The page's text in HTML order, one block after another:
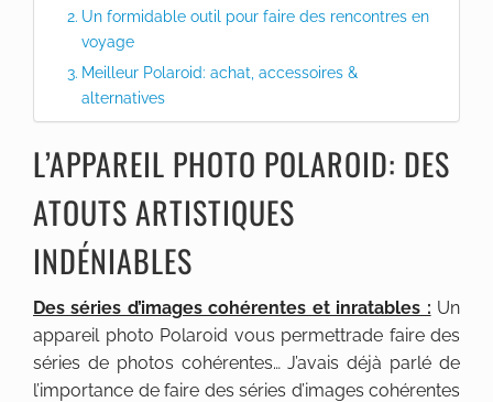
Un formidable outil pour faire des rencontres en
voyage
Meilleur Polaroid: achat, accessoires &
alternatives
L’APPAREIL PHOTO POLAROID: DES
ATOUTS ARTISTIQUES
INDÉNIABLES
Des séries d’images cohérentes et inratables : Un
appareil photo Polaroid vous permettrade faire des
séries de photos cohérentes… J’avais déjà parlé de
l’importance de faire des séries d’images cohérentes